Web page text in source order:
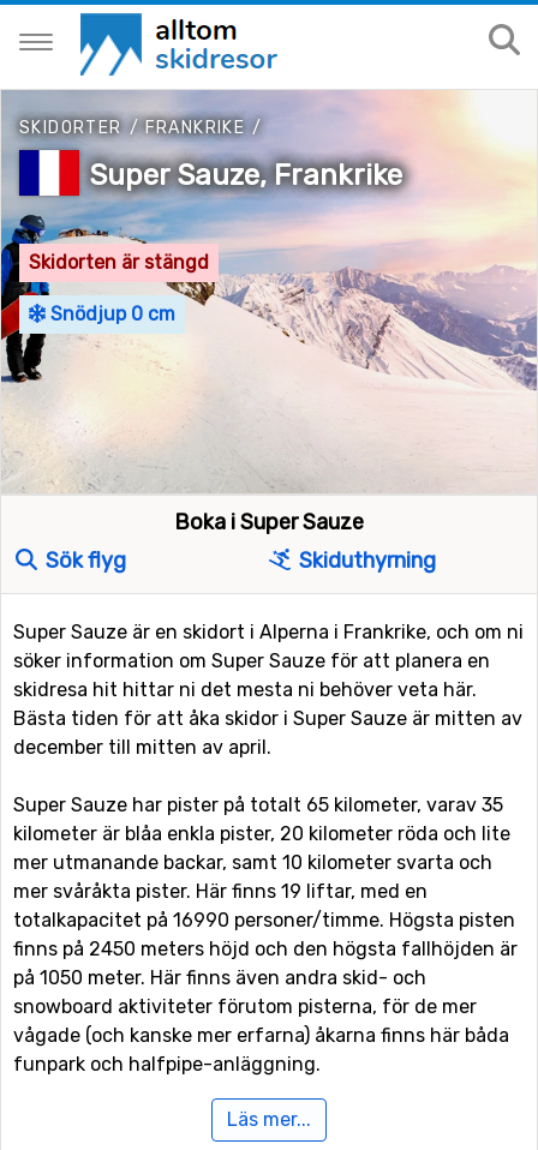
SKIDORTER /FRANKRIKE /
Super Sauze, Frankrike
Skidorten är stängd
Snödjup 0 cm
Boka i Super Sauze
Sök flyg
Skiduthyrning
Super Sauze är en skidort i Alperna i Frankrike, och om ni
söker information om Super Sauze för att planera en
skidresa hit hittar ni det mesta ni behöver veta här.
Bästa tiden för att åka skidor i Super Sauze är mitten av
december till mitten av april.
Super Sauze har pister på totalt 65 kilometer, varav 35
kilometer är blåa enkla pister, 20 kilometer röda och lite
mer utmanande backar, samt 10 kilometer svarta och
mer svåråkta pister. Här finns 19 liftar, med en
totalkapacitet på 16990 personer/timme. Högsta pisten
finns på 2450 meters höjd och den högsta fallhöjden är
på 1050 meter. Här finns även andra skid- och
snowboard aktiviteter förutom pisterna, för de mer
vågade (och kanske mer erfarna) åkarna finns här båda
funpark och halfpipe-anläggning.
För er som inte är intresserade av skidåkningen utför
Läs mer...